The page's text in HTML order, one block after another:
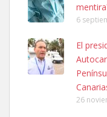
Ninfa perdida
El día 5 se los perdió
calle, se perdió por la
Leales.org » Gran
6
El
26